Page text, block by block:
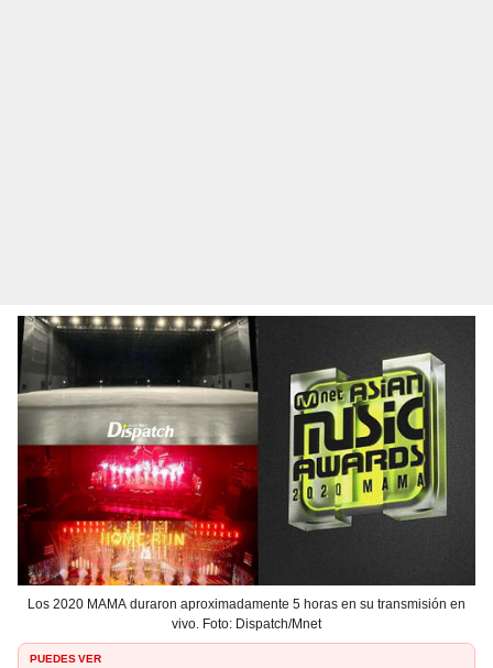
Los 2020 MAMA duraron aproximadamente 5 horas en su transmisión en
vivo. Foto: Dispatch/Mnet
PUEDES VER